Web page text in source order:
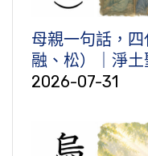
母親一句話，
融、松）｜淨
2026-07-31